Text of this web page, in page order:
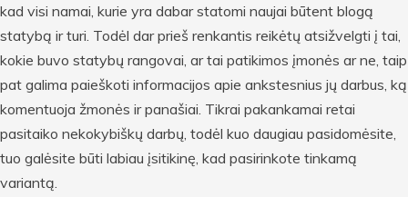
kad visi namai, kurie yra dabar statomi naujai būtent blogą
statybą ir turi. Todėl dar prieš renkantis reikėtų atsižvelgti į tai,
kokie buvo statybų rangovai, ar tai patikimos įmonės ar ne, taip
pat galima paieškoti informacijos apie ankstesnius jų darbus, ką
komentuoja žmonės ir panašiai. Tikrai pakankamai retai
pasitaiko nekokybiškų darbų, todėl kuo daugiau pasidomėsite,
tuo galėsite būti labiau įsitikinę, kad pasirinkote tinkamą
variantą.